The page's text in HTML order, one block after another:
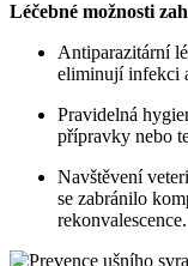
Léčebné možnosti
Antiparazitární
eliminují⁤ infekci‍
Pravidelná
přípravky nebo
Navštěvení
se zabránilo‌
rekonvalescence.